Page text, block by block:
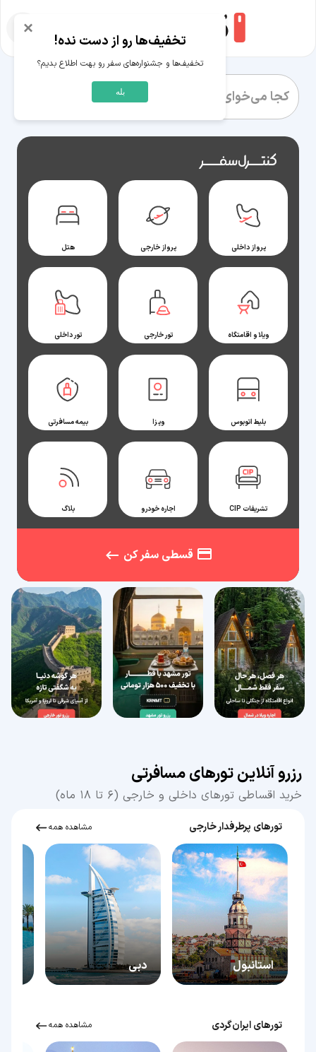
رزرو بلیط، اقامتگاه و تور‌های مسافرتی
پرواز داخلی پرواز خارجی هتل
ویلا و اقامتگاه تور خارجی تور داخلی
بلیط اتوبوس ویزا بیمه مسافرتی
تشریفات CIP اجاره خودرو بلاگ
قسطی سفر کن
رزرو آنلاین تور‌های مسافرتی
خرید اقساطی تور‌های داخلی و خارجی (۶ تا ۱۸ ماه)
تور‌های پر‌طرفدار خارجی مشاهده همه
استانبول دبی
تور‌های ایران‌گردی مشاهده همه
×
تخفیف‌ها رو از دست نده!
تخفیف‌ها و جشنواره‌های سفر رو بهت اطلاع بدیم؟
بله